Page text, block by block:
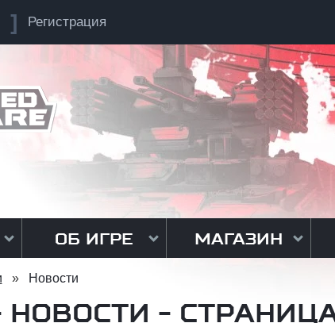
Регистрация
ОБ ИГРЕ МАГАЗИН
» Новости
-